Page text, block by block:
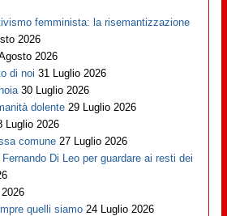
femminista: la risemantizzazione
2026
2026
di noi 31 Luglio 2026
30 Luglio 2026
dolente 29 Luglio 2026
Luglio 2026
comune 27 Luglio 2026
Di Leo per guardare ai resti dei
quelli siamo 24 Luglio 2026